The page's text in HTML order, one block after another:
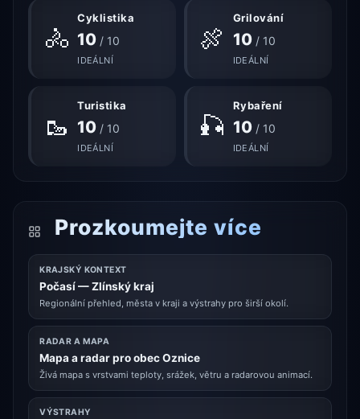
🚴
Cyklistika
10 / 10
IDEÁLNÍ
🍖
Grilování
10/ 10
IDEÁLNÍ
🥾
Turistika
10 / 10
IDEÁLNÍ
🎣
Rybaření
10/ 10
IDEÁLNÍ
Prozkoumejte více
KRAJSKÝ KONTEXT
Počasí — Zlínský kraj
Regionální přehled, města v kraji a výstrahy pro širší okolí.
RADAR A MAPA
Mapa a radar pro obec Oznice
Živá mapa s vrstvami teploty, srážek, větru a radarovou animací.
VÝSTRAHY